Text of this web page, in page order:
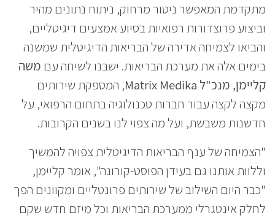
מתקדמת המאפשר ניטור מרחוק, ניתוח נתונים מהיר
וביצוע פרוצדורות רפואיות בסיוע אמצעים דיגיטליים,
והביאו לצמיחה אדירה של הבריאות הדיגיטלית שמשנה
בימים אלה את מערכת הבריאות. ישבנו לשיחה עם משה
קליימן, מנכ"ל Matrix Medika
, המספקת שירותים
מקצה לקצה עבור חברות טכנולוגיה בתחום הרפואי, על
חדשנות משבשת, ועל מה צפוי לנו בשנים הקרובות.
"הצמיחה של ענף הבריאות הדיגיטלית צפויה להמשיך
וללוות אותנו גם בעידן הפוסט-קורונה", אומר קליימן,
"כבר היום השילוב של שירותים פרונטליים ומקוונים הפך
לחלק אינטגרלי ממערכת הבריאות וכל מיזם חדש שקם